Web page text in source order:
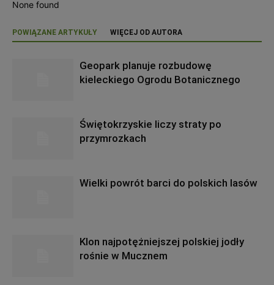
None found
POWIĄZANE ARTYKUŁY WIĘCEJ OD AUTORA
Geopark planuje rozbudowę
kieleckiego Ogrodu Botanicznego
Świętokrzyskie liczy straty po
przymrozkach
Wielki powrót barci do polskich lasów
Klon najpotężniejszej polskiej jodły
rośnie w Mucznem